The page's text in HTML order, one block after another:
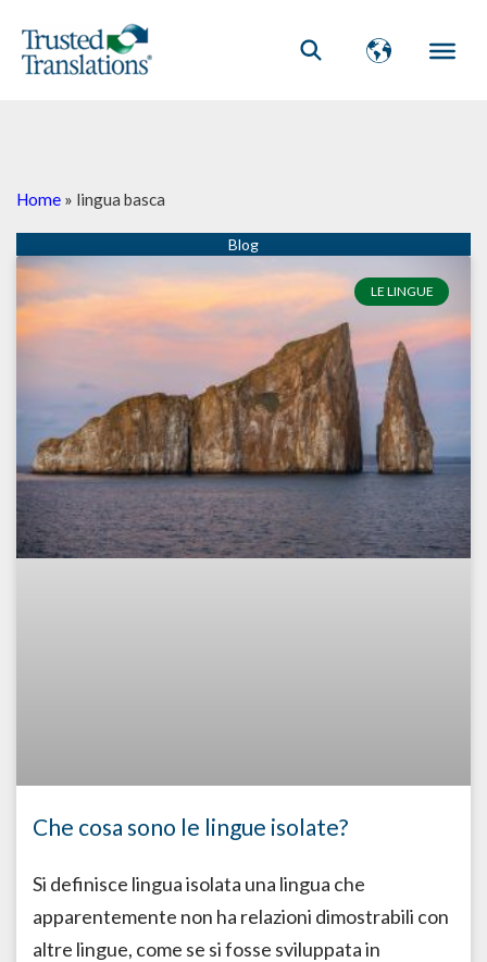
Home » lingua basca
LE LINGUE
Che cosa sono le lingue isolate?
Si definisce lingua isolata una lingua che
apparentemente non ha relazioni dimostrabili con
altre lingue, come se si fosse sviluppata in